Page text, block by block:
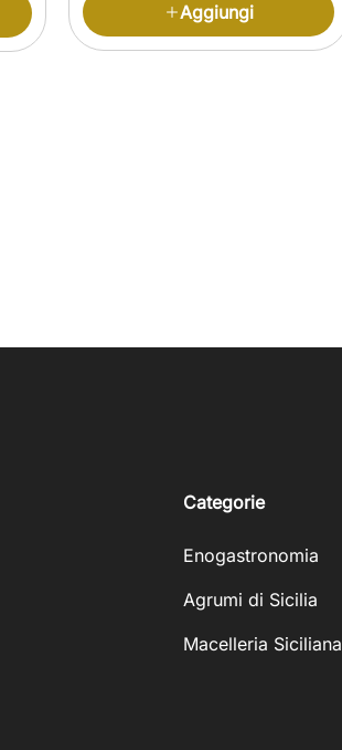
Aggiungi
Categorie
Enogastronomia
Agrumi di Sicilia
Macelleria Siciliana